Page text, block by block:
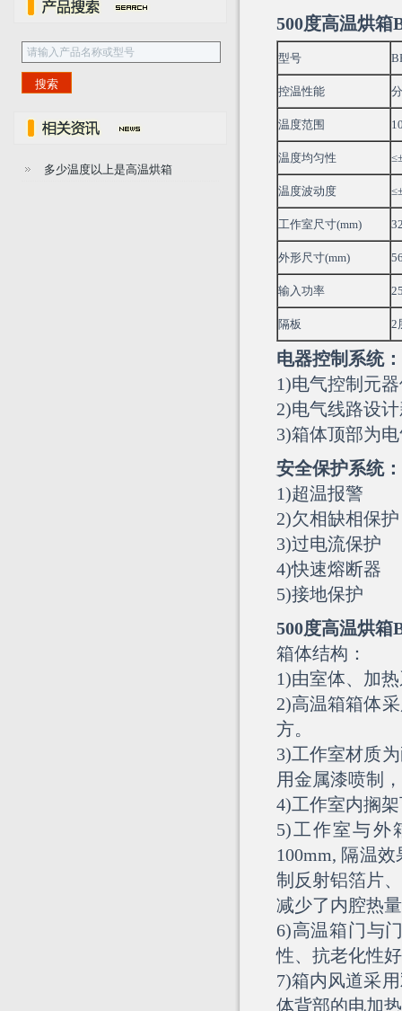
多少温度以上是高温烘箱
500度高温烘箱
型号
控温性能
温度范围
温度均匀性
温度波动度
工作室尺寸(mm)
外形尺寸(mm)
输入功率
隔板 2
电器控制系统：
1)电气控制元
2)电气线路设
3)箱体顶部为
安全保护系统
1)超温报警
2)欠相缺相保护
3)过电流保护
4)快速熔断器
5)接地保护
500度高温烘箱
箱体结构：
1)由室体、加
2)高温箱箱体
方。
3)工作室材质
用金属漆喷制
4)工作室内搁
5)工作室与外
100mm, 隔温
制反射铝箔片
减少了内腔热
6)高温箱门与
性、抗老化性
7)箱内风道采
体背部的电加